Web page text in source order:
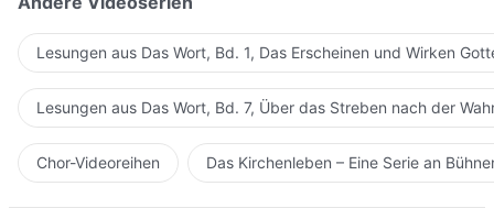
Lesungen aus Das Wort, Bd. 1, Das Erscheinen und Wirken
Lesungen aus Das Wort, Bd. 7, Über das Streben nach der
Chor-Videoreihen Das Kirchenleben – Eine Serie an